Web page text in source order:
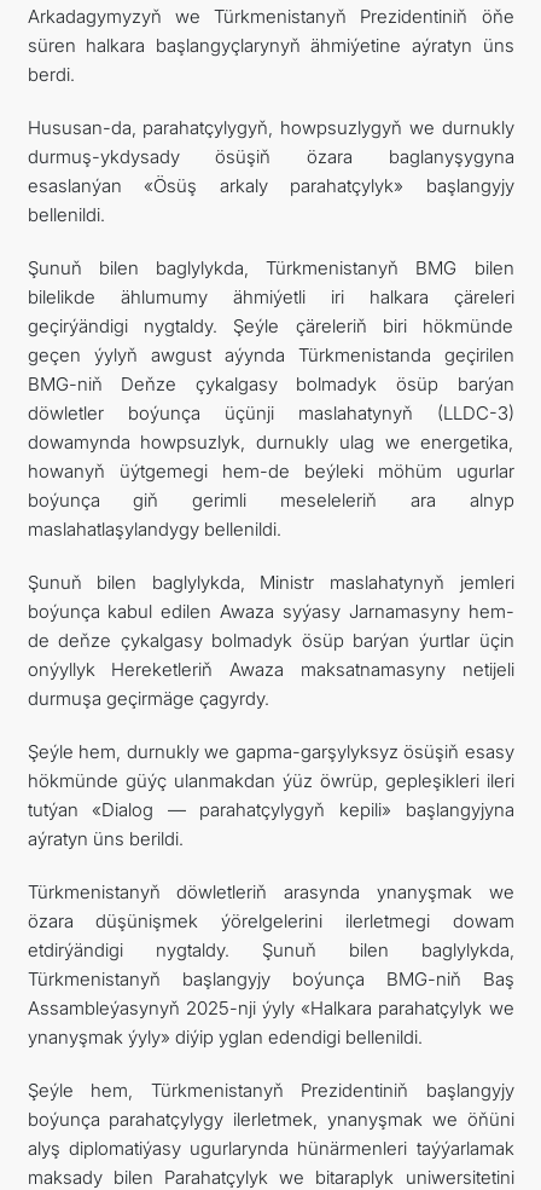
Arkadagymyzyň we Türkmenistanyň Prezidentiniň öňe
süren halkara başlangyçlarynyň ähmiýetine aýratyn üns
berdi.
Hususan-da, parahatçylygyň, howpsuzlygyň we durnukly
durmuş-ykdysady ösüşiň özara baglanyşygyna
esaslanýan «Ösüş arkaly parahatçylyk» başlangyjy
bellenildi.
Şunuň bilen baglylykda, Türkmenistanyň BMG bilen
bilelikde ählumumy ähmiýetli iri halkara çäreleri
geçirýändigi nygtaldy. Şeýle çäreleriň biri hökmünde
geçen ýylyň awgust aýynda Türkmenistanda geçirilen
BMG-niň Deňze çykalgasy bolmadyk ösüp barýan
döwletler boýunça üçünji maslahatynyň (LLDC-3)
dowamynda howpsuzlyk, durnukly ulag we energetika,
howanyň üýtgemegi hem-de beýleki möhüm ugurlar
boýunça giň gerimli meseleleriň ara alnyp
maslahatlaşylandygy bellenildi.
Şunuň bilen baglylykda, Ministr maslahatynyň jemleri
boýunça kabul edilen Awaza syýasy Jarnamasyny hem-
de deňze çykalgasy bolmadyk ösüp barýan ýurtlar üçin
onýyllyk Hereketleriň Awaza maksatnamasyny netijeli
durmuşa geçirmäge çagyrdy.
Şeýle hem, durnukly we gapma-garşylyksyz ösüşiň esasy
hökmünde güýç ulanmakdan ýüz öwrüp, gepleşikleri ileri
tutýan «Dialog — parahatçylygyň kepili» başlangyjyna
aýratyn üns berildi.
Türkmenistanyň döwletleriň arasynda ynanyşmak we
özara düşünişmek ýörelgelerini ilerletmegi dowam
etdirýändigi nygtaldy. Şunuň bilen baglylykda,
Türkmenistanyň başlangyjy boýunça BMG-niň Baş
Assambleýasynyň 2025-nji ýyly «Halkara parahatçylyk we
ynanyşmak ýyly» diýip yglan edendigi bellenildi.
Şeýle hem, Türkmenistanyň Prezidentiniň başlangyjy
boýunça parahatçylygy ilerletmek, ynanyşmak we öňüni
alyş diplomatiýasy ugurlarynda hünärmenleri taýýarlamak
maksady bilen Parahatçylyk we bitaraplyk uniwersitetini